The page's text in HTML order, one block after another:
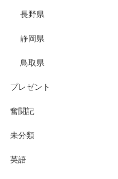
長野県
静岡県
鳥取県
プレゼント
奮闘記
未分類
英語